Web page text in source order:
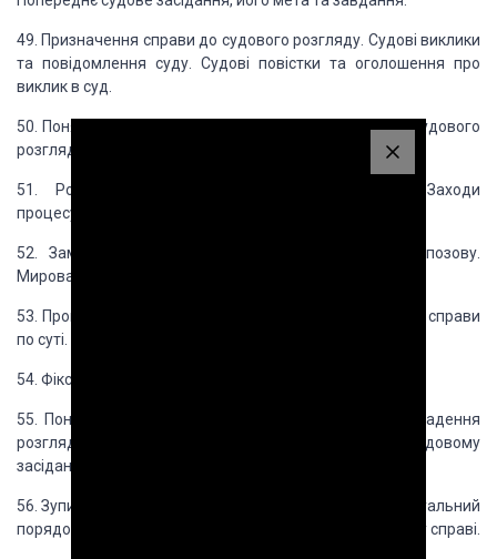
49. Призначення справи до судового розгляду. Судові виклики
та повідомлення суду. Судові повістки та оголошення про
виклик в суд.
50. Поняття та значення судового
розгляду. Частини судового
розгляду. Підготовча частина судового розгляду.
51. Роль головуючого в судовому
засіданні. Заходи
процесуального примусу.
52. Заміна позову. Відмова
від позову. Визнання позову.
Мирова угода.
53. Процесуальний порядок
розгляду судом цивільної справи
по суті. Судові дебати.
54. Фіксування цивільного
55. Поняття, підстави і процесуальний
порядок відкладення
розгляду цивільної справи в суді. Перерви в судовому
засіданні;
56. Зупинення провадження
у справі: підстави, процесуальний
порядок, правові наслідки. Відновлення провадження
у справі.